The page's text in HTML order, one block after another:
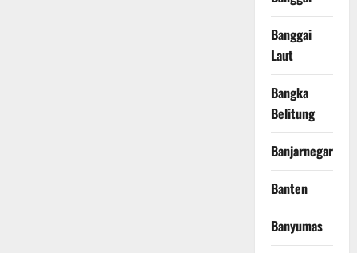
Banggai
Laut
Bangka
Belitung
Banjarnegara
Banten
Banyumas